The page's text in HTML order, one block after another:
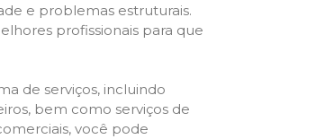
e problemas estruturais.
profissionais para que
de serviços, incluindo
bem como serviços de
você pode